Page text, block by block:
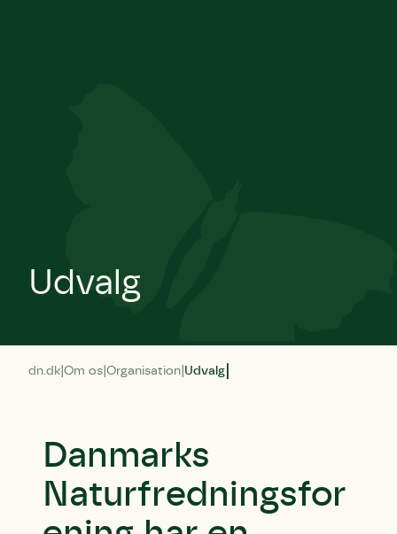
Udvalg
dn.dk Om os Organisation Udvalg
Danmarks
Naturfredningsfor